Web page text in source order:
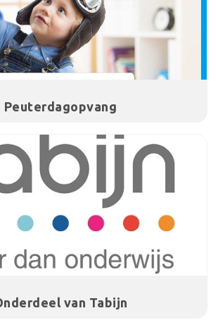
Peuterdagopvang
van Tabijn